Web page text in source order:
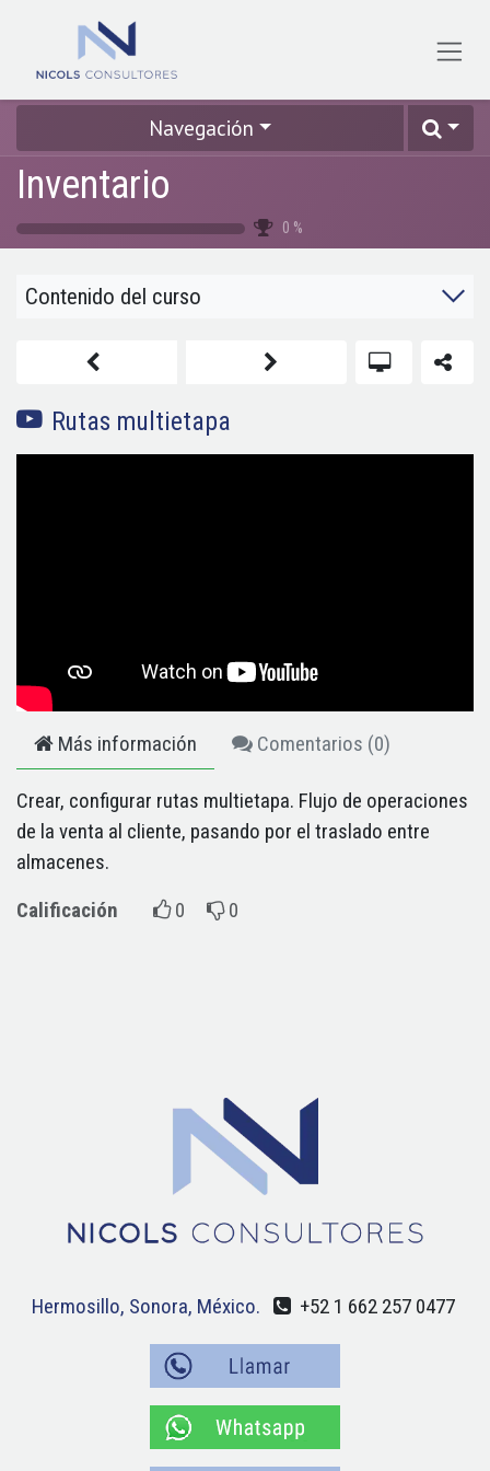
Ir al contenido
Navegación
Inventario
0 %
Contenido del curso
Rutas multietapa
Más información Comentarios (0)
Crear, configurar rutas multietapa. Flujo de operaciones
de la venta al cliente, pasando por el traslado entre
almacenes.
Calificación
0 0
Hermosillo, Sonora, México. +52 1 662 257 0477